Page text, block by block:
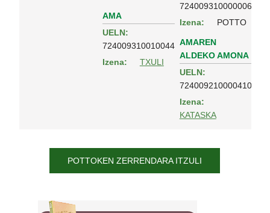
AMA
UELN:
724009310010044
Izena:
TXULI
724009310000006
Izena:
POTTO
AMAREN
ALDEKO AMONA
UELN:
724009210000410
Izena:
KATASKA
POTTOKEN ZERRENDARA ITZULI